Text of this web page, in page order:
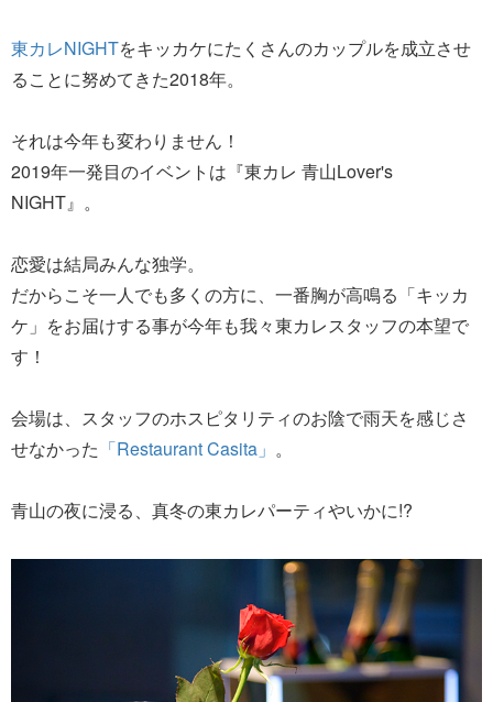
東カレNIGHTをキッカケにたくさんのカップルを成立させ
ることに努めてきた2018年。
それは今年も変わりません！
2019年一発目のイベントは『東カレ 青山Lover's
NIGHT』。
恋愛は結局みんな独学。
だからこそ一人でも多くの方に、一番胸が高鳴る「キッカ
ケ」をお届けする事が今年も我々東カレスタッフの本望で
す！
会場は、スタッフのホスピタリティのお陰で雨天を感じさ
せなかった 「Restaurant Casita」 。
青山の夜に浸る、真冬の東カレパーティやいかに!?